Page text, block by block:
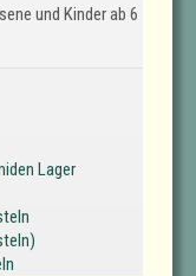
und Kinder ab 6
Lager